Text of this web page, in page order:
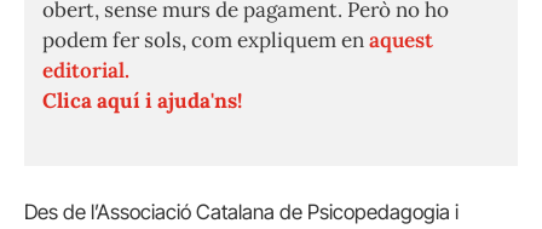
obert, sense murs de pagament. Però no ho
podem fer sols, com expliquem enaquest
editorial.
Clica aquí i ajuda'ns!
Des de l’Associació Catalana de Psicopedagogia i